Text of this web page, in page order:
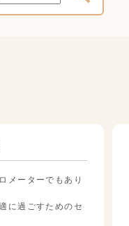
メーターでもあり
に過ごすためのセ